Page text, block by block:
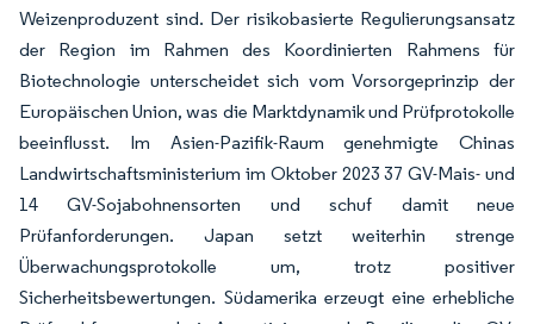
Weizenproduzent sind. Der risikobasierte Regulierungsansatz
der Region im Rahmen des Koordinierten Rahmens für
Biotechnologie unterscheidet sich vom Vorsorgeprinzip der
Europäischen Union, was die Marktdynamik und Prüfprotokolle
beeinflusst. Im Asien-Pazifik-Raum genehmigte Chinas
Landwirtschaftsministerium im Oktober 2023 37 GV-Mais- und
14 GV-Sojabohnensorten und schuf damit neue
Prüfanforderungen. Japan setzt weiterhin strenge
Überwachungsprotokolle um, trotz positiver
Sicherheitsbewertungen. Südamerika erzeugt eine erhebliche